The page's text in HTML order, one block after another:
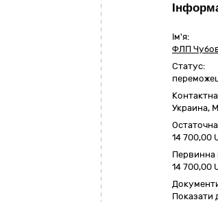
Ім'я:
ФЛП
Статус:
Украина,
14 700,00
Первинна
14 700,00
Показати